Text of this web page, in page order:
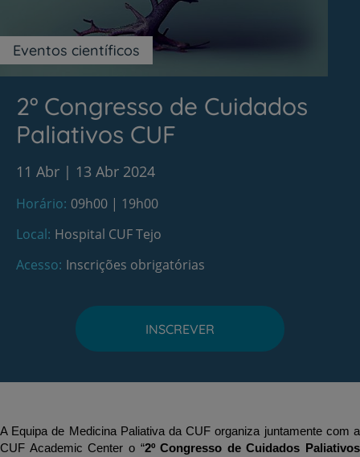
Eventos científicos
2º Congresso de Cuidados
Paliativos CUF
11 Abr 13 Abr 2024
Horário 09h00 | 19h00
Local Hospital CUF Tejo
Acesso Inscrições obrigatórias
INSCREVER
A Equipa de Medicina Paliativa da CUF organiza juntamente com a
CUF Academic Center o “2º Congresso de Cuidados Paliativos